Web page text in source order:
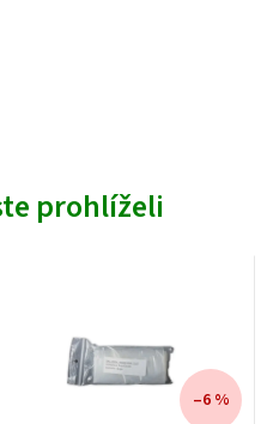
prohlíželi
–6 %